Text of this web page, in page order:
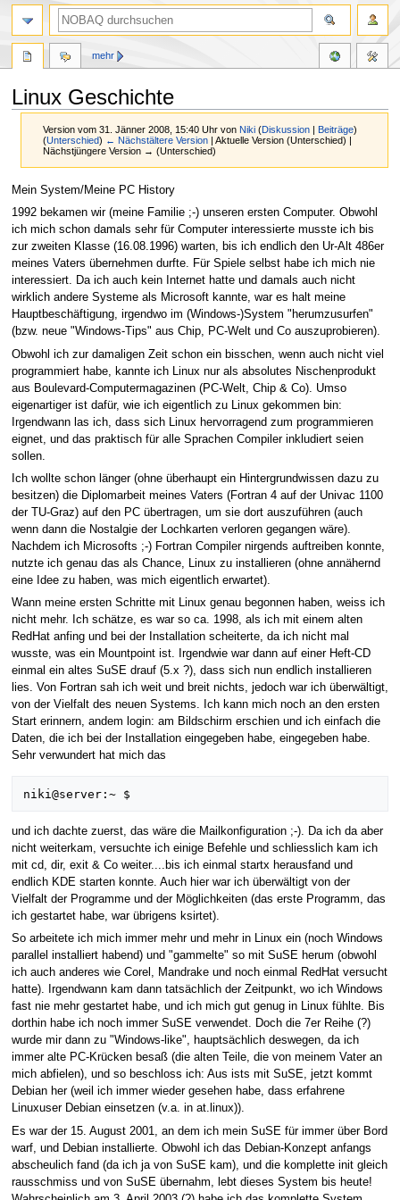
Linux Geschichte
Version vom 31. Jänner 2008, 15:40 Uhr vonNiki (Diskussion |Beiträge)
(Unterschied) ← Nächstältere Version | Aktuelle Version (Unterschied) |
Nächstjüngere Version → (Unterschied)
Zur
Navigation
springen
Zur
Suche
springen
Mein System/Meine PC History
1992 bekamen wir (meine Familie ;-) unseren ersten Computer. Obwohl
ich mich schon damals sehr für Computer interessierte musste ich bis
zur zweiten Klasse (16.08.1996) warten, bis ich endlich den Ur-Alt 486er
meines Vaters übernehmen durfte. Für Spiele selbst habe ich mich nie
interessiert. Da ich auch kein Internet hatte und damals auch nicht
wirklich andere Systeme als Microsoft kannte, war es halt meine
Hauptbeschäftigung, irgendwo im (Windows-)System "herumzusurfen"
(bzw. neue "Windows-Tips" aus Chip, PC-Welt und Co auszuprobieren).
Obwohl ich zur damaligen Zeit schon ein bisschen, wenn auch nicht viel
programmiert habe, kannte ich Linux nur als absolutes Nischenprodukt
aus Boulevard-Computermagazinen (PC-Welt, Chip & Co). Umso
eigenartiger ist dafür, wie ich eigentlich zu Linux gekommen bin:
Irgendwann las ich, dass sich Linux hervorragend zum programmieren
eignet, und das praktisch für alle Sprachen Compiler inkludiert seien
sollen.
Ich wollte schon länger (ohne überhaupt ein Hintergrundwissen dazu zu
besitzen) die Diplomarbeit meines Vaters (Fortran 4 auf der Univac 1100
der TU-Graz) auf den PC übertragen, um sie dort auszuführen (auch
wenn dann die Nostalgie der Lochkarten verloren gegangen wäre).
Nachdem ich Microsofts ;-) Fortran Compiler nirgends auftreiben konnte,
nutzte ich genau das als Chance, Linux zu installieren (ohne annähernd
eine Idee zu haben, was mich eigentlich erwartet).
Wann meine ersten Schritte mit Linux genau begonnen haben, weiss ich
nicht mehr. Ich schätze, es war so ca. 1998, als ich mit einem alten
RedHat anfing und bei der Installation scheiterte, da ich nicht mal
wusste, was ein Mountpoint ist. Irgendwie war dann auf einer Heft-CD
einmal ein altes SuSE drauf (5.x ?), dass sich nun endlich installieren
lies. Von Fortran sah ich weit und breit nichts, jedoch war ich überwältigt,
von der Vielfalt des neuen Systems. Ich kann mich noch an den ersten
Start erinnern, andem login: am Bildschirm erschien und ich einfach die
Daten, die ich bei der Installation eingegeben habe, eingegeben habe.
Sehr verwundert hat mich das
und ich dachte zuerst, das wäre die Mailkonfiguration ;-). Da ich da aber
nicht weiterkam, versuchte ich einige Befehle und schliesslich kam ich
mit cd, dir, exit & Co weiter....bis ich einmal startx herausfand und
endlich KDE starten konnte. Auch hier war ich überwältigt von der
Vielfalt der Programme und der Möglichkeiten (das erste Programm, das
ich gestartet habe, war übrigens ksirtet).
So arbeitete ich mich immer mehr und mehr in Linux ein (noch Windows
parallel installiert habend) und "gammelte" so mit SuSE herum (obwohl
ich auch anderes wie Corel, Mandrake und noch einmal RedHat versucht
hatte). Irgendwann kam dann tatsächlich der Zeitpunkt, wo ich Windows
fast nie mehr gestartet habe, und ich mich gut genug in Linux fühlte. Bis
dorthin habe ich noch immer SuSE verwendet. Doch die 7er Reihe (?)
wurde mir dann zu "Windows-like", hauptsächlich deswegen, da ich
immer alte PC-Krücken besaß (die alten Teile, die von meinem Vater an
mich abfielen), und so beschloss ich: Aus ists mit SuSE, jetzt kommt
Debian her (weil ich immer wieder gesehen habe, dass erfahrene
Linuxuser Debian einsetzen (v.a. in at.linux)).
Es war der 15. August 2001, an dem ich mein SuSE für immer über Bord
warf, und Debian installierte. Obwohl ich das Debian-Konzept anfangs
abscheulich fand (da ich ja von SuSE kam), und die komplette init gleich
rausschmiss und von SuSE übernahm, lebt dieses System bis heute!
mehr